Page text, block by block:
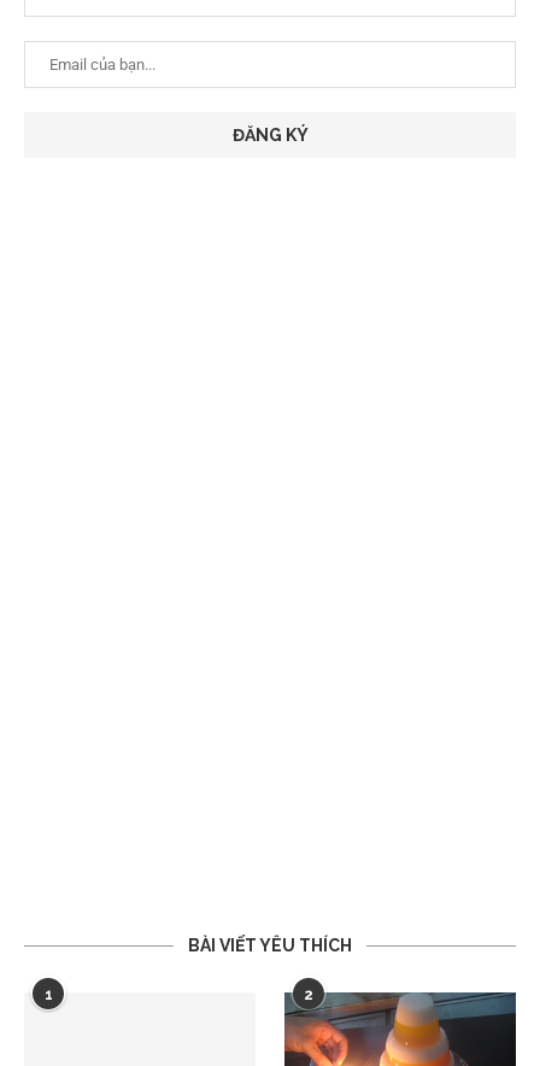
BÀI VIẾT YÊU THÍCH
1 2